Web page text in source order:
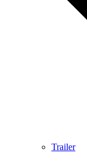
Trailer